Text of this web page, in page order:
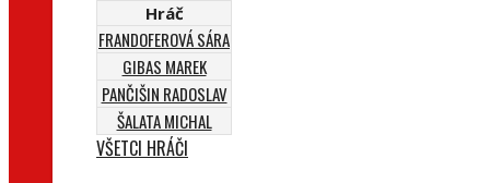
Hráč
FRANDOFEROVÁ SÁRA
GIBAS MAREK
PANČIŠIN RADOSLAV
ŠALATA MICHAL
VŠETCI HRÁČI